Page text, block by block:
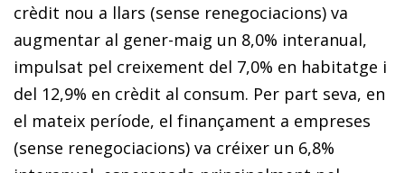
crèdit nou a llars (sense renegociacions) va
augmentar al gener-maig un 8,0% interanual,
impulsat pel creixement del 7,0% en habitatge i
del 12,9% en crèdit al consum. Per part seva, en
el mateix període, el finançament a empreses
(sense renegociacions) va créixer un 6,8%